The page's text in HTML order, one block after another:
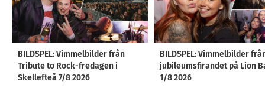
BILDSPEL: Vimmelbilder från
Tribute to Rock-fredagen i
Skellefteå 7/8 2026
BILDSPEL: Vimmelbilder
jubileumsfirandet på Lion
1/8 2026